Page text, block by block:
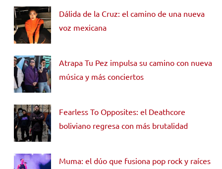
Dálida de la Cruz: el camino de una nueva
voz mexicana
Atrapa Tu Pez impulsa su camino con nueva
música y más conciertos
Fearless To Opposites: el Deathcore
boliviano regresa con más brutalidad
Muma: el dúo que fusiona pop rock y raíces